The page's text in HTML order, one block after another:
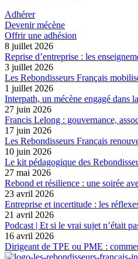
Adhérer
Devenir mécène
Offrir une adhésion
8 juillet 2026
Reprise d’entreprise : les
3 juillet 2026
Les Rebondisseurs Français
1 juillet 2026
Interpath, un mécène engagé dans
27 juin 2026
Francis Lelong : gouvernance,
17 juin 2026
Les Rebondisseurs Français
10 juin 2026
Le kit pédagogique des
27 mai 2026
Rebond et résilience : une soirée
23 avril 2026
Entreprise et incertitude : les
21 avril 2026
Podcast | Et si le vrai sujet n’était
16 avril 2026
Dirigeant de TPE ou PME :